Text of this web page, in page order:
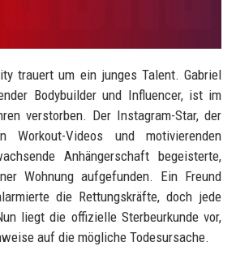
trauert um ein junges Talent. Gabriel
Bodybuilder und Influencer, ist im
verstorben. Der Instagram-Star, der
Workout-Videos und motivierenden
Anhängerschaft begeisterte,
Wohnung aufgefunden. Ein Freund
die Rettungskräfte, doch jede
liegt die offizielle Sterbeurkunde vor,
auf die mögliche Todesursache.